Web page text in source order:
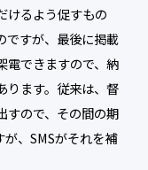
けるよう促すもの
ですが、最後に掲載
電できますので、納
ります。従来は、督
すので、その間の期
、SMSがそれを補